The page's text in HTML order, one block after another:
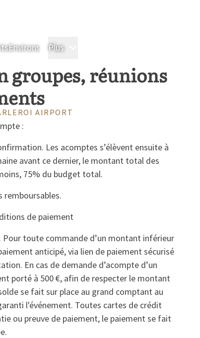
Environs Plus
groupes, réunions
AIRPORT
:
Les acomptes s’élèvent ensuite à
avant ce dernier, le montant total des
75% du budget total.
remboursables.
de paiement
toute commande d’un montant inférieur
anticipé, via lien de paiement sécurisé
En cas de demande d’acompte d’un
porté à 500 €, afin de respecter le montant
se fait sur place au grand comptant au
l'événement. Toutes cartes de crédit
ou preuve de paiement, le paiement se fait